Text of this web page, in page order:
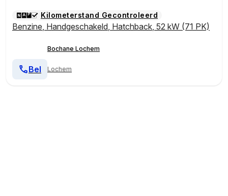
Kilometerstand Gecontroleerd
Benzine, Handgeschakeld, Hatchback, 52 kW (71 PK)
Bochane Lochem
Lochem
Bel